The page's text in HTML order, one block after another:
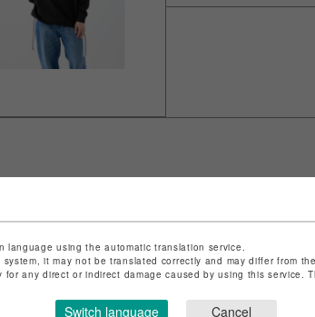
名
引法など法令に基づく表記はこちら
お問い合わせはこちら
language using the automatic translation service.
it may not be translated correctly and may differ from
any direct or indirect damage caused by using this service.
Switch language Cancel